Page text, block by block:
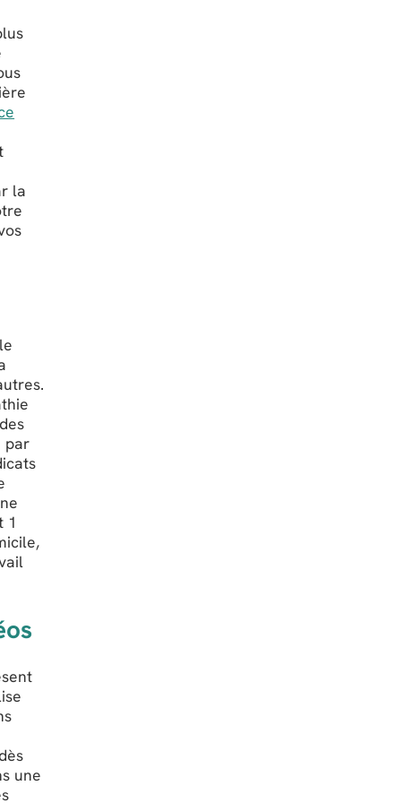
la
par
1
une